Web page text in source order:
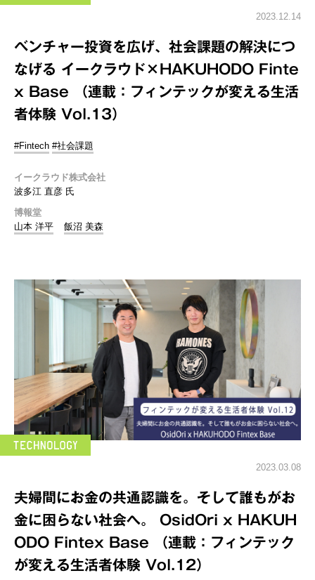
2023.12.14
ベンチャー投資を広げ、社会課題の解決につ
なげる イークラウド×HAKUHODO Finte
x Base （連載：フィンテックが変える生活
者体験 Vol.13）
#Fintech #社会課題
イークラウド株式会社
波多江 直彦 氏
博報堂
山本 洋平
飯沼 美森
2023.03.08
夫婦間にお金の共通認識を。そして誰もがお
金に困らない社会へ。 OsidOri x HAKUH
ODO Fintex Base （連載：フィンテック
が変える生活者体験 Vol.12）